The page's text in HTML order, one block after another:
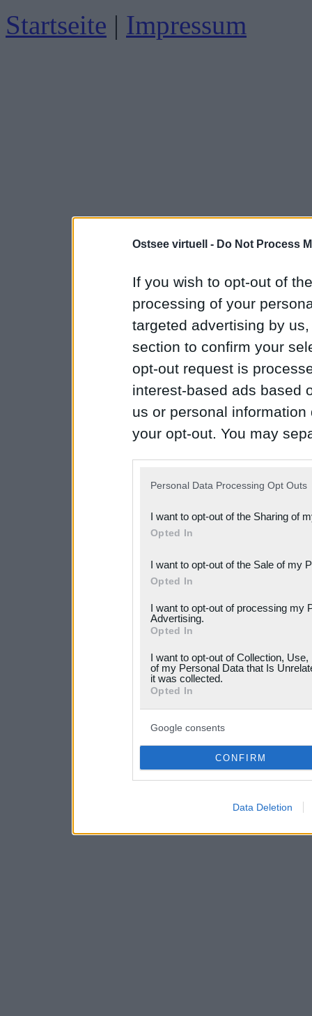
Ostsee virtuell - Do Not Process
If you wish to opt-out of
processing of your
targeted advertising by
section to confirm your
opt-out request is
interest-based ads based
us or personal
your opt-out. You may
Downstream Participants
third parties.
Please note that this
not limited to your visit or
your data for below
consent section.
Personal Data Processing Opt Outs
I want to opt-out of the Sharing of
Opted In
I want to opt-out of the Sale of my
Opted In
I want to opt-out of processing my
Advertising.
Opted In
I want to opt-out of Collection,
of my Personal Data that Is
it was collected.
Opted In
Google consents
CONFIRM
Data Deletion
Startseite | Impressum